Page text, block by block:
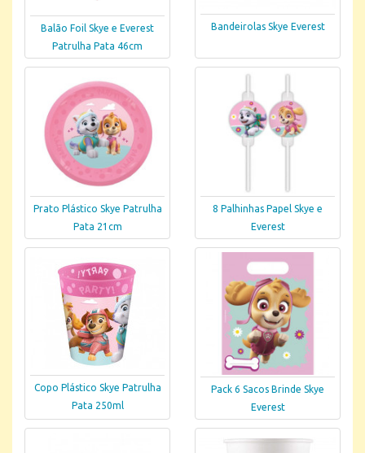
Balão Foil Skye e Everest
Patrulha Pata 46cm
Bandeirolas Skye Everest
Prato Plástico Skye Patrulha
Pata 21cm
8 Palhinhas Papel Skye e
Everest
Copo Plástico Skye Patrulha
Pata 250ml
Pack 6 Sacos Brinde Skye
Everest